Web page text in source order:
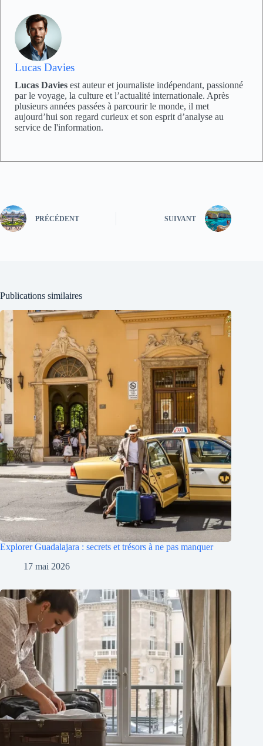
Lucas Davies
Lucas Davies est auteur et journaliste indépendant, passionné
par le voyage, la culture et l’actualité internationale. Après
plusieurs années passées à parcourir le monde, il met
aujourd’hui son regard curieux et son esprit d’analyse au
service de l'information.
PRÉCÉDENT SUIVANT
Publications similaires
Explorer Guadalajara : secrets et trésors à ne pas manquer
17 mai 2026